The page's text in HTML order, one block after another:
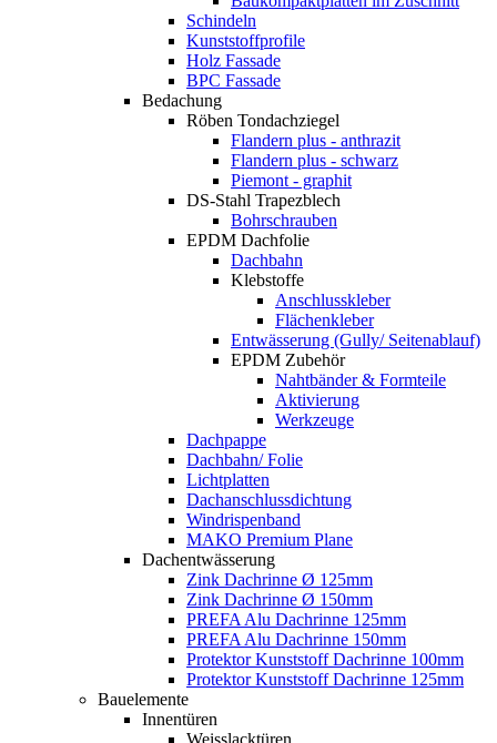
Schindeln
Kunststoffprofile
Holz Fassade
BPC Fassade
Bedachung
Röben Tondachziegel
Flandern plus - anthrazit
Flandern plus - schwarz
Piemont - graphit
DS-Stahl Trapezblech
Bohrschrauben
EPDM Dachfolie
Dachbahn
Klebstoffe
Anschlusskleber
Flächenkleber
Entwässerung (Gully/ Seitenablauf)
EPDM Zubehör
Nahtbänder & Formteile
Aktivierung
Werkzeuge
Dachpappe
Dachbahn/ Folie
Lichtplatten
Dachanschlussdichtung
Windrispenband
MAKO Premium Plane
Dachentwässerung
Zink Dachrinne Ø 125mm
Zink Dachrinne Ø 150mm
PREFA Alu Dachrinne 125mm
PREFA Alu Dachrinne 150mm
Protektor Kunststoff Dachrinne 100mm
Protektor Kunststoff Dachrinne 125mm
Bauelemente
Innentüren
Weisslacktüren